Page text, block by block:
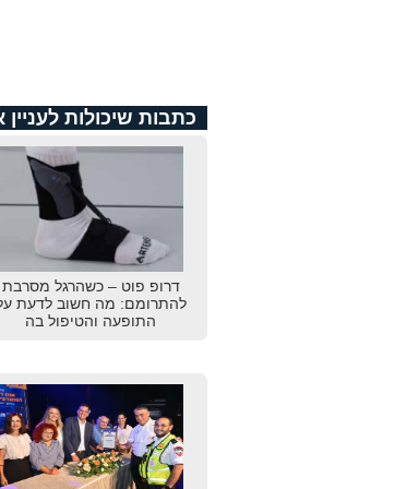
כתבות שיכולות לעניין
דרופ פוט – כשהרגל מסרבת
להתרומם: מה חשוב לדעת
התופעה והטיפול בה